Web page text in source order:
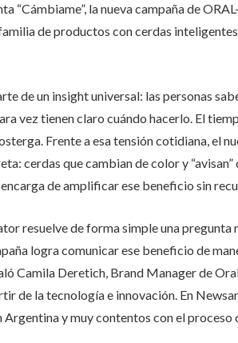
“Cámbiame”, la nueva campaña de
de productos con cerdas
de un insight universal: las personas
vez tienen claro cuándo hacerlo. El
Frente a esa tensión cotidiana, el
cerdas que cambian de color y
de amplificar ese beneficio sin
resuelve de forma simple una
logra comunicar ese beneficio de
Camila Deretich, Brand Manager de
de la tecnología e innovación. En
Argentina y muy contentos con el proceso